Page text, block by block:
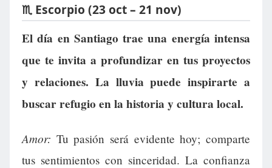
♏ Escorpio (23 oct – 21 nov)
El día en Santiago trae una energía intensa
que te invita a profundizar en tus proyectos
y relaciones. La lluvia puede inspirarte a
buscar refugio en la historia y cultura local.
Amor: Tu pasión será evidente hoy; comparte
tus sentimientos con sinceridad. La confianza